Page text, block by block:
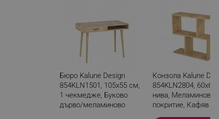
Бюро Kalune Design
854KLN1501, 105х55 см,
1 чекмедже, Буково
дърво/меламиново
Конзола Kalune
854KLN2804, 60х60
нива, Меламиново
покритие, Кафяв